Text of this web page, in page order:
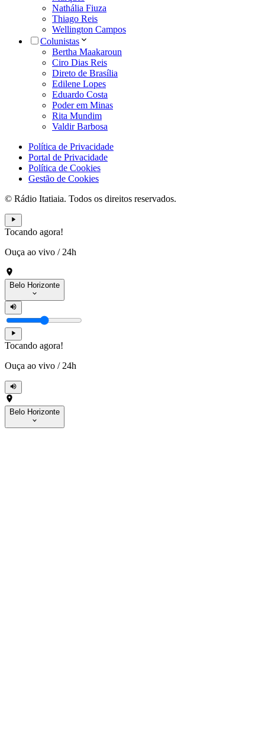
Nathália Fiuza
Thiago Reis
Wellington Campos
Colunistas
Bertha Maakaroun
Ciro Dias Reis
Direto de Brasília
Edilene Lopes
Eduardo Costa
Poder em Minas
Rita Mundim
Valdir Barbosa
Política de Privacidade
Portal de Privacidade
Política de Cookies
Gestão de Cookies
© Rádio Itatiaia. Todos os direitos reservados.
Tocando agora!
Ouça ao vivo / 24h
Belo Horizonte
Tocando agora!
Ouça ao vivo / 24h
Belo Horizonte